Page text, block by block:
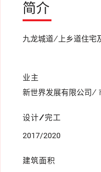
简介
九龙城道/上乡道住宅
业主
新世界发展有限公司/
设计/完工
2017/2020
建筑面积